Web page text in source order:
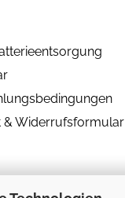
Widerrufsformular